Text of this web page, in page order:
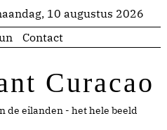
10 augustus 2026
Contact
Curacao
de eilanden - het hele beeld